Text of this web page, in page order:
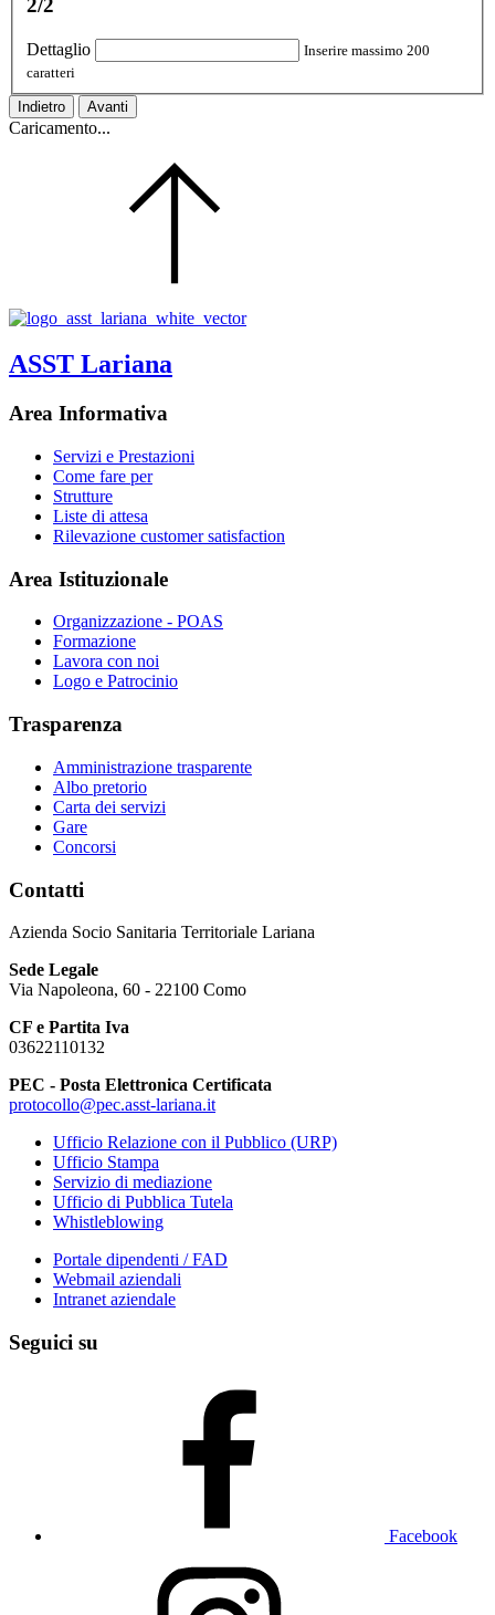
2/2
Dettaglio
Inserire massimo 200
caratteri
Indietro Avanti
Caricamento...
ASST Lariana
Area Informativa
Servizi e Prestazioni
Come fare per
Strutture
Liste di attesa
Rilevazione customer satisfaction
Area Istituzionale
Organizzazione - POAS
Formazione
Lavora con noi
Logo e Patrocinio
Trasparenza
Amministrazione trasparente
Albo pretorio
Carta dei servizi
Gare
Concorsi
Contatti
Azienda Socio Sanitaria Territoriale Lariana
Sede Legale
Via Napoleona, 60 - 22100 Como
CF e Partita Iva
03622110132
PEC - Posta Elettronica Certificata
protocollo@pec.asst-lariana.it
Ufficio Relazione con il Pubblico (URP)
Ufficio Stampa
Servizio di mediazione
Ufficio di Pubblica Tutela
Whistleblowing
Portale dipendenti / FAD
Webmail aziendali
Intranet aziendale
Seguici su
Facebook